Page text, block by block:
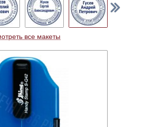
все макеты